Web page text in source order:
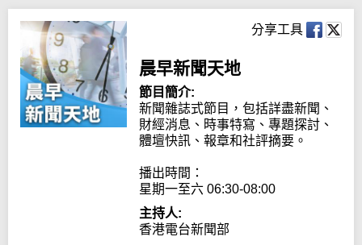
c
h
分享工具
晨早新聞天地
節目簡介:
新聞雜誌式節目，包括詳盡新聞、
財經消息、時事特寫、專題探討、
體壇快訊、報章和社評摘要。
播出時間：
星期一至六 06:30-08:00
主持人:
香港電台新聞部